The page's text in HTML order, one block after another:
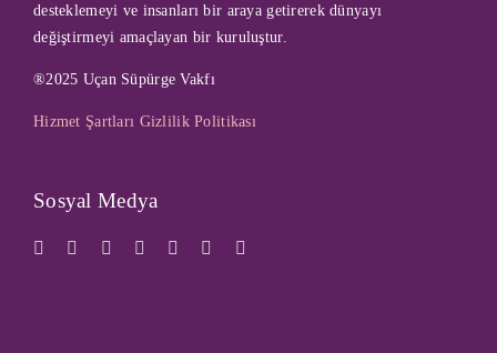
desteklemeyi ve insanları bir araya getirerek dünyayı
değiştirmeyi amaçlayan bir kuruluştur.
®2025 Uçan Süpürge Vakfı
Hizmet Şartları Gizlilik Politikası
Sosyal Medya